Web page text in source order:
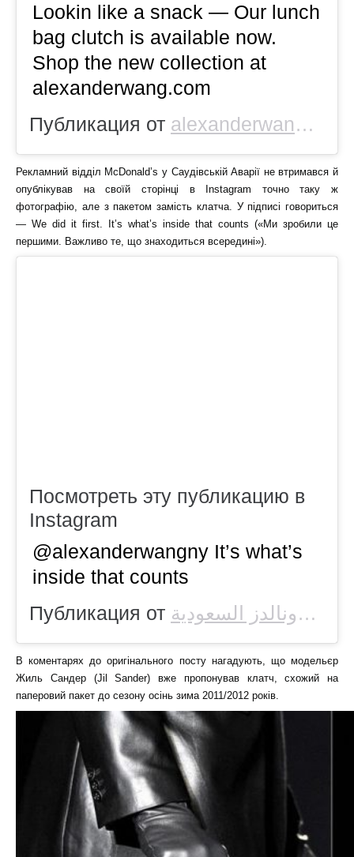
Lookin like a snack — Our lunch
bag clutch is available now.
Shop the new collection at
alexanderwang.com
Публикация от alexanderwang
Рекламний відділ McDonald’s у Саудівській Аварії не втримався й
опублікував на своїй сторінці в Instagram точно таку ж
фотографію, але з пакетом замість клатча. У підписі говориться
— We did it first. It’s what’s inside that counts («Ми зробили це
першими. Важливо те, що знаходиться всередині»).
Посмотреть эту публикацию в
Instagram
@alexanderwangny It’s what’s
inside that counts
Публикация от ماكدونالدز السعودية
В коментарях до оригінального посту нагадують, що модельєр
Жиль Сандер (Jil Sander) вже пропонував клатч, схожий на
паперовий пакет до сезону осінь зима 2011/2012 років.